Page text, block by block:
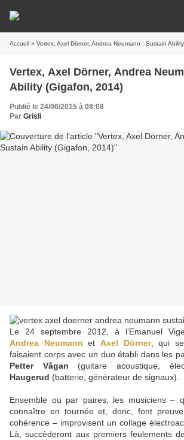
Accueil » Vertex, Axel Dörner, Andrea Neumann : Sustain
Vertex, Axel Dörner, Andrea
Ability (Gigafon, 2014)
Publié le 24/06/2015 à 08:08
Par Grisli
Le 24 septembre 2012, à l’Emanuel
Andrea Neumann et Axel Dörner, qui se
faisaient corps avec un duo établi dans les
Petter Vågan (guitare acoustique,
Haugerud (batterie, générateur de signaux).
Ensemble ou par paires, les musiciens –
connaître en tournée et, donc, font
cohérence – improvisent un collage
Là, succèderont aux premiers feulements